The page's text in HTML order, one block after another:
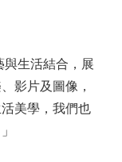
與生活結合，展
影片及圖像，
美學，我們也